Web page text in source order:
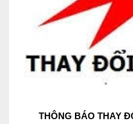
THÔNG BÁO THAY